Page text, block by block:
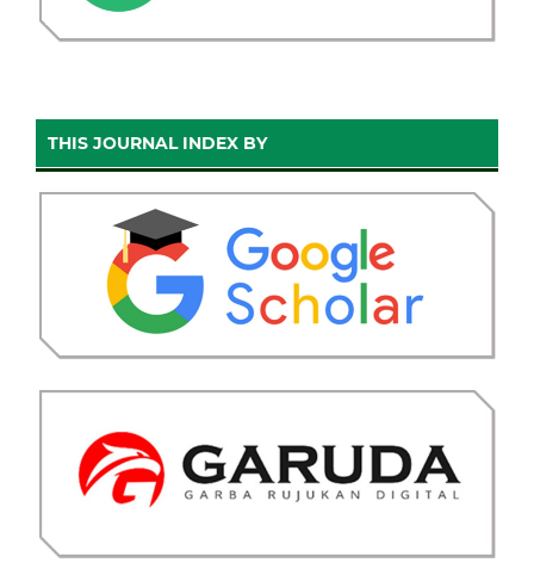
THIS JOURNAL INDEX BY